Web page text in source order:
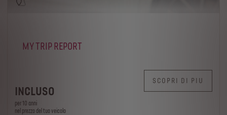
MY TRIP REPORT
INCLUSO
per 10 anni
nel prezzo del tuo veicolo
SCOPRI DI PIU